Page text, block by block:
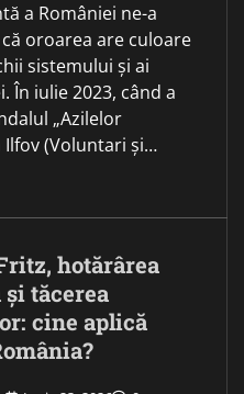
a României ne-a
oroarea are culoare
sistemului și ai
În iulie 2023, când a
„Azilelor
Ilfov (Voluntari și…
hotărârea
tăcerea
cine aplică